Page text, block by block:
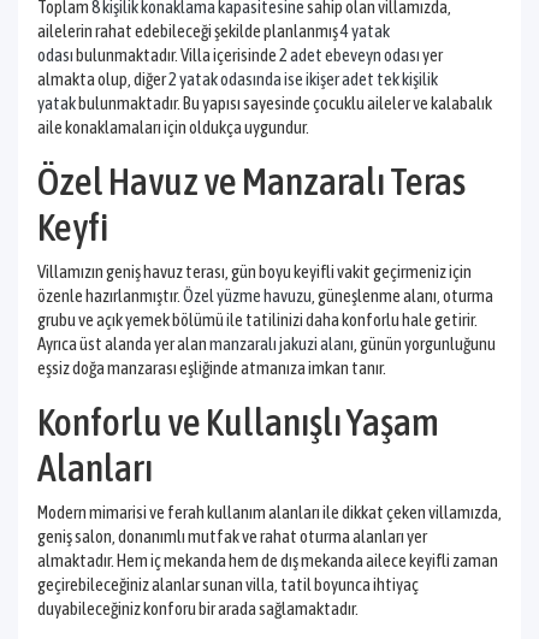
Toplam8 kişilik konaklama kapasitesinesahip olan villamızda,
ailelerin rahat edebileceği şekilde planlanmış4 yatak
odasıbulunmaktadır. Villa içerisinde2 adet ebeveyn odasıyer
almakta olup, diğer2 yatak odasında ise ikişer adet tek kişilik
yatakbulunmaktadır. Bu yapısı sayesinde çocuklu aileler ve kalabalık
aile konaklamaları için oldukça uygundur.
Özel Havuz ve Manzaralı Teras
Keyfi
Villamızın geniş havuz terası, gün boyu keyifli vakit geçirmeniz için
özenle hazırlanmıştır.Özel yüzme havuzu , güneşlenme alanı, oturma
grubu ve açık yemek bölümü ile tatilinizi daha konforlu hale getirir.
Ayrıca üst alanda yer alanmanzaralı jakuzi alanı , günün yorgunluğunu
eşsiz doğa manzarası eşliğinde atmanıza imkan tanır.
Konforlu ve Kullanışlı Yaşam
Alanları
Modern mimarisi ve ferah kullanım alanları ile dikkat çeken villamızda,
geniş salon, donanımlı mutfak ve rahat oturma alanları yer
almaktadır. Hem iç mekanda hem de dış mekanda ailece keyifli zaman
geçirebileceğiniz alanlar sunan villa, tatil boyunca ihtiyaç
duyabileceğiniz konforu bir arada sağlamaktadır.